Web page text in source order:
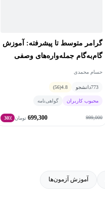
گرامر متوسط تا پیشرفته: آموزش
گام‌به‌گام جمله‌واره‌های وصفی
حسام محمدی
773دانشجو 4.8
(56)
محبوب کاربران گواهی‌نامه
999,000
699,300 تومان 30٪
آموزش آزمون‌ها